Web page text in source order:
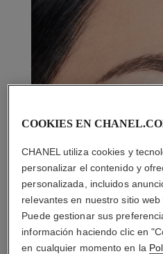
COOKIES EN
CHANEL utiliza cookies y
personalizar el contenido y
personalizada, incluidos
relevantes en nuestro sitio web
Puede gestionar sus
información haciendo clic en
en cualquier momento en la